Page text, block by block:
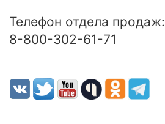
Телефон отдела продаж:
8-800-302-61-71